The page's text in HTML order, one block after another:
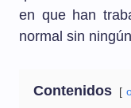
en que han
normal sin
Contenidos